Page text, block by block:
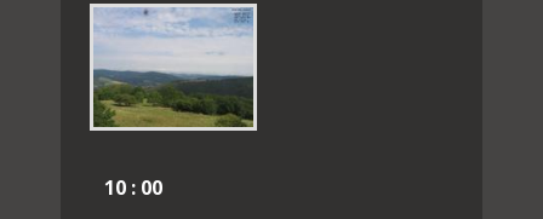
10 : 00